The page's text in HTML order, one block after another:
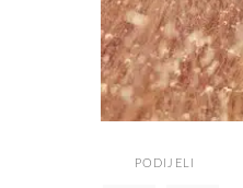
PODIJELI